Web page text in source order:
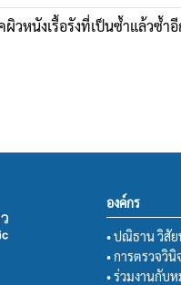
วหนังเรื้อรังที่เป็นซ้ำแล้วซ้ำอี
องค์กร
• ปณิธาน วิสั
• การตรวจวิ
• ร่วมงานกับ